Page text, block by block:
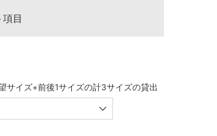
目
サイズ+前後1サイズの計3サイズの貸出